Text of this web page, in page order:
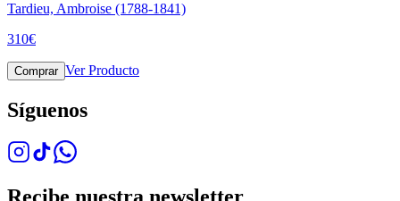
Tardieu, Ambroise (1788-1841)
310€
Comprar Ver Producto
Síguenos